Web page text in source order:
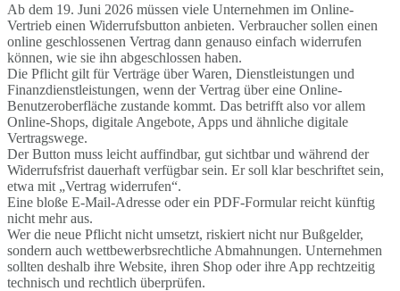
Ab dem 19. Juni 2026 müssen viele Unternehmen im Online-
Vertrieb einen Widerrufsbutton anbieten. Verbraucher sollen einen
online geschlossenen Vertrag dann genauso einfach widerrufen
können, wie sie ihn abgeschlossen haben.
Die Pflicht gilt für Verträge über Waren, Dienstleistungen und
Finanzdienstleistungen, wenn der Vertrag über eine Online-
Benutzeroberfläche zustande kommt. Das betrifft also vor allem
Online-Shops, digitale Angebote, Apps und ähnliche digitale
Vertragswege.
Der Button muss leicht auffindbar, gut sichtbar und während der
Widerrufsfrist dauerhaft verfügbar sein. Er soll klar beschriftet sein,
etwa mit „Vertrag widerrufen“.
Eine bloße E-Mail-Adresse oder ein PDF-Formular reicht künftig
nicht mehr aus.
Wer die neue Pflicht nicht umsetzt, riskiert nicht nur Bußgelder,
sondern auch wettbewerbsrechtliche Abmahnungen. Unternehmen
sollten deshalb ihre Website, ihren Shop oder ihre App rechtzeitig
technisch und rechtlich überprüfen.